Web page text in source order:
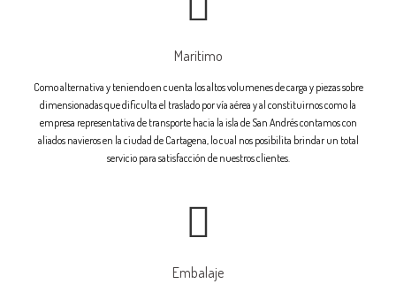
Maritimo
Como alternativa y teniendo en cuenta los altos volumenes de carga y piezas sobre
dimensionadas que dificulta el traslado por vía aérea y al constituirnos como la
empresa representativa de transporte hacia la isla de San Andrés contamos con
aliados navieros en la ciudad de Cartagena, lo cual nos posibilita brindar un total
servicio para satisfacción de nuestros clientes.
Embalaje